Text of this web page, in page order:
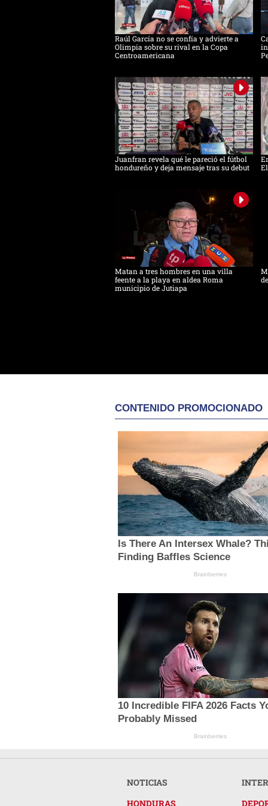
Raúl García no se confía y advierte a
Olimpia sobre su rival en la Copa
Centroamericana
Juanfran revela qué le pareció el fútbol
hondureño y deja mensaje tras su debut
Matan a tres hombres en una villa
feente a la playa en aldea Roma
municipio de Jutiapa
CONTENIDO PROMOCIONADO
Is There An Intersex Whale?
Finding Baffles Science
Brainberries
10 Incredible FIFA 2026 Facts
Probably Missed
Brainberries
NOTICIAS
HONDURAS